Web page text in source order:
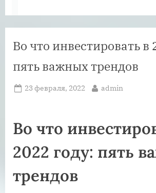
Во что инвестировать в
пять важных трендов
Posted
23 февраля, 2022 By
admin
Во что
2022 году: пять
трендов